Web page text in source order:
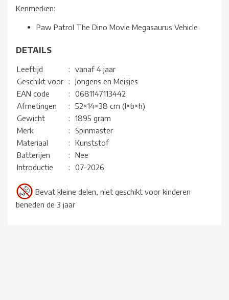
Kenmerken:
Paw Patrol The Dino Movie Megasaurus Vehicle
DETAILS
Leeftijd :
vanaf 4 jaar
Geschikt voor
:
Jongens en Meisjes
EAN code
:
0681147113442
Afmetingen
:
52×14×38 cm (l×b×h)
Gewicht
:
1895 gram
Merk
:
Spinmaster
Materiaal
:
Kunststof
Batterijen
:
Nee
Introductie
: 07-2026
Bevat kleine delen, niet geschikt voor kinderen
beneden de 3 jaar